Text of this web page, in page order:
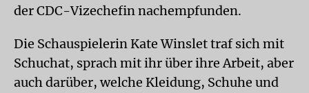
der CDC-Vizechefin nachempfunden.
Die Schauspielerin Kate Winslet traf sich mit
Schuchat, sprach mit ihr über ihre Arbeit, aber
auch darüber, welche Kleidung, Schuhe und